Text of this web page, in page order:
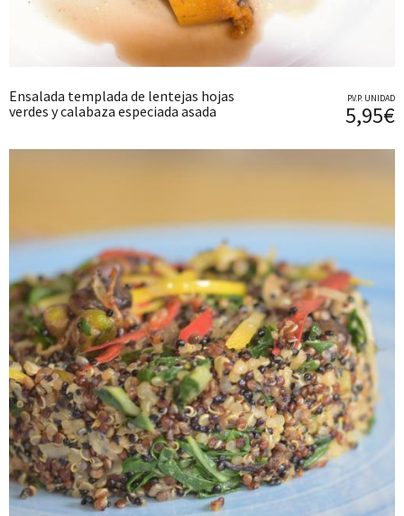
Ensalada templada de lentejas hojas
verdes y calabaza especiada asada
P.V.P. UNIDAD
5,95€